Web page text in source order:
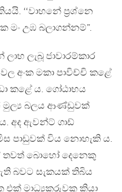
‘‘වාහනේ ප්‍රශ්නෙ
මං උඹ බලාගන්නම්”.
ලැබූ ජාවාරම්කාර
අංක මකා පාවිච්චි කළේ
කළේ ය. ගෝඨාභය
මුල්‍ය බලය ආණ්ඩුවක්
අද ඇවන්ට් ගාඩ්
පාඩුවක් විය නොහැකි ය.
තවත් බොහෝ දෙනෙකු
බවට සැකයක් තිබිය
මාධ්‍යකරුවකු කියා